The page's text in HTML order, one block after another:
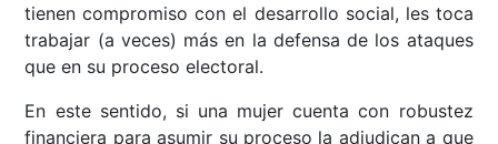
tienen compromiso con el desarrollo social, les toca
trabajar (a veces) más en la defensa de los ataques
que en su proceso electoral.
En este sentido, si una mujer cuenta con robustez
financiera para asumir su proceso la adjudican a que